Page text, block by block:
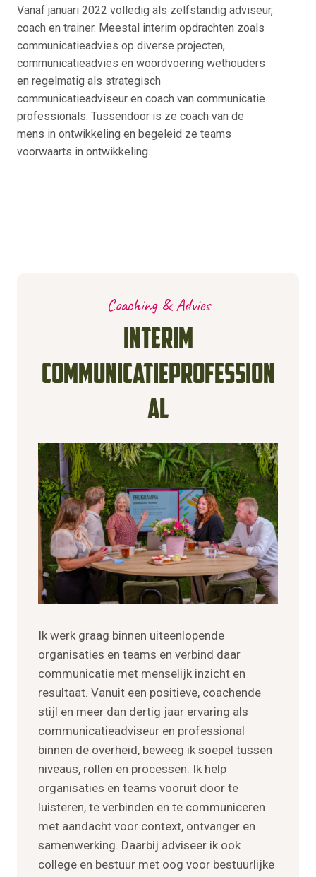
Vanaf januari 2022 volledig als zelfstandig adviseur,
coach en trainer. Meestal interim opdrachten zoals
communicatieadvies op diverse projecten,
communicatieadvies en woordvoering wethouders
en regelmatig als strategisch
communicatieadviseur en coach van communicatie
professionals. Tussendoor is ze coach van de
mens in ontwikkeling en begeleid ze teams
voorwaarts in ontwikkeling.
Coaching & Advies
Interim
communicatieprofession
al
Ik werk graag binnen uiteenlopende
organisaties en teams en verbind daar
communicatie met menselijk inzicht en
resultaat. Vanuit een positieve, coachende
stijl en meer dan dertig jaar ervaring als
communicatieadviseur en professional
binnen de overheid, beweeg ik soepel tussen
niveaus, rollen en processen. Ik help
organisaties en teams vooruit door te
luisteren, te verbinden en te communiceren
met aandacht voor context, ontvanger en
samenwerking. Daarbij adviseer ik ook
college en bestuur met oog voor bestuurlijke